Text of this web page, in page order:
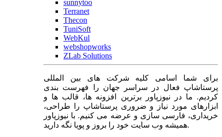
sunnytoo
Terranet
Thecon
TuniSoft
WebKul
webshopworks
ZLab Solutions
برای شما اسامی کلیه شرکت های بین المللی
پرستاشاپ فعال در سراسر جهان را فهرست بندی
کردیم. ما در نیوزپاور برترین افزونه ها، قالب ها و
ابزارهای مورد نیاز و ضروری پرستاشاپ را طراحی،
خریداری، فارسی سازی و عرضه می کنیم. با نیوزپاور
همیشه وب سایت خود را بروز و پویا نگه دارید.